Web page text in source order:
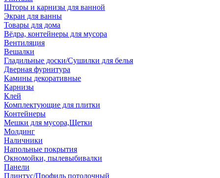
Шторы и карнизы для ванной
Экран для ванны
Товары для дома
Вёдра, контейнеры для мусора
Вентиляция
Вешалки
Гладильные доски/Сушилки для белья
Дверная фурнитура
Камины декоративные
Карнизы
Клей
Комплектующие для плитки
Контейнеры
Мешки для мусора,Щетки
Молдинг
Наличники
Напольные покрытия
Окномойки, пылевыбивалки
Панели
Плинтус/Профиль потолочный